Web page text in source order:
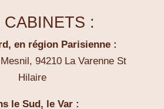
CABINETS :
en région Parisienne :
94210 La Varenne St
Hilaire
le Sud, le Var :